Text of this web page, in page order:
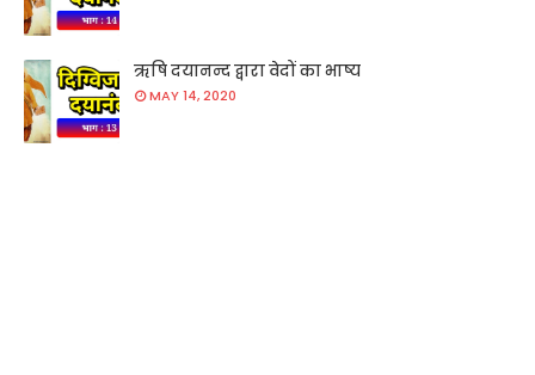
ऋषि दयानन्द द्वारा वेदों का भाष्य
MAY 14, 2020